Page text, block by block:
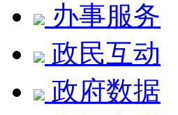
办事服务
政民互动
政府数据